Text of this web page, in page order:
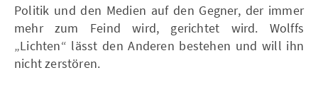
Politik und den Medien auf den Gegner, der immer
mehr zum Feind wird, gerichtet wird. Wolffs
„Lichten“ lässt den Anderen bestehen und will ihn
nicht zerstören.